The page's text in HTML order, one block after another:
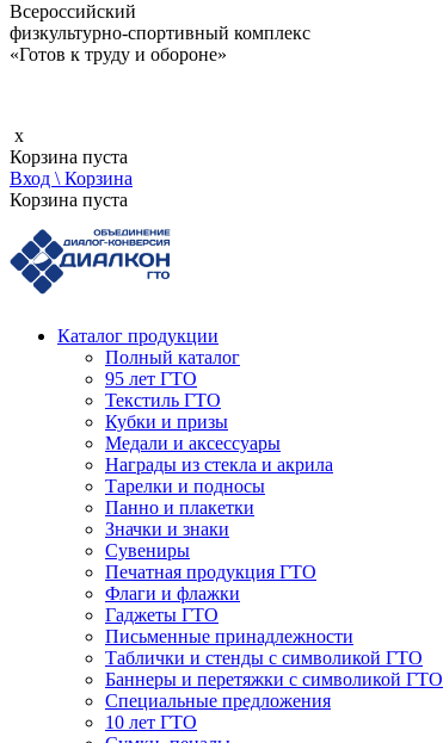
Всероссийский
физкультурно-спортивный комплекс
«Готов к труду и обороне»
x
Корзина пуста
Вход \ Корзина
Корзина пуста
Каталог продукции
Полный каталог
95 лет ГТО
Текстиль ГТО
Кубки и призы
Медали и аксессуары
Награды из стекла и акрила
Тарелки и подносы
Панно и плакетки
Значки и знаки
Сувениры
Печатная продукция ГТО
Флаги и флажки
Гаджеты ГТО
Письменные принадлежности
Таблички и стенды с символикой ГТО
Баннеры и перетяжки с символикой ГТО
Специальные предложения
10 лет ГТО